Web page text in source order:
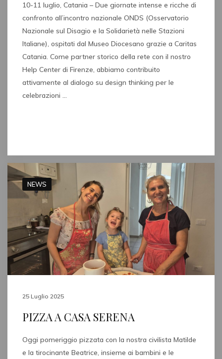
10-11 luglio, Catania – Due giornate intense e ricche di
confronto all’incontro nazionale ONDS (Osservatorio
Nazionale sul Disagio e la Solidarietà nelle Stazioni
Italiane), ospitati dal Museo Diocesano grazie a Caritas
Catania. Come partner storico della rete con il nostro
Help Center di Firenze, abbiamo contribuito
attivamente al dialogo su design thinking per le
celebrazioni …
NEWS
25 Luglio 2025
PIZZA A CASA SERENA
Oggi pomeriggio pizzata con la nostra civilista Matilde
e la tirocinante Beatrice, insieme ai bambini e le